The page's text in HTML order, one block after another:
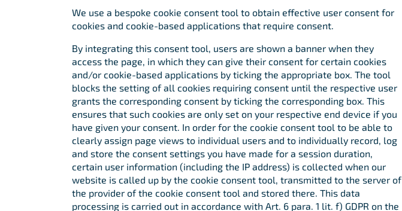
We use a bespoke cookie consent tool to obtain effective user consent for
cookies and cookie-based applications that require consent.
By integrating this consent tool, users are shown a banner when they
access the page, in which they can give their consent for certain cookies
and/or cookie-based applications by ticking the appropriate box. The tool
blocks the setting of all cookies requiring consent until the respective user
grants the corresponding consent by ticking the corresponding box. This
ensures that such cookies are only set on your respective end device if you
have given your consent. In order for the cookie consent tool to be able to
clearly assign page views to individual users and to individually record, log
and store the consent settings you have made for a session duration,
certain user information (including the IP address) is collected when our
website is called up by the cookie consent tool, transmitted to the server of
the provider of the cookie consent tool and stored there. This data
processing is carried out in accordance with Art. 6 para. 1 lit. f) GDPR on the